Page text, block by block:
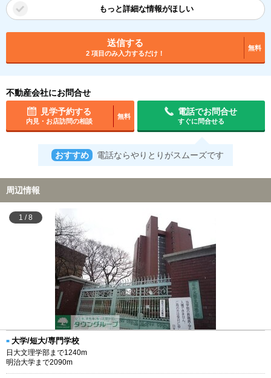
もっと詳細な情報がほしい
送信する
2 項目のみ入力するだけ！
無料
不動産会社にお問合せ
見学予約する
内見・お店訪問の相談
無料
電話でお問合せ
すぐに問合せる
おすすめ 電話ならやりとりがスムーズです
周辺情報
1 / 8
大学/短大/専門学校
日大文理学部まで1240m
明治大学まで2090m